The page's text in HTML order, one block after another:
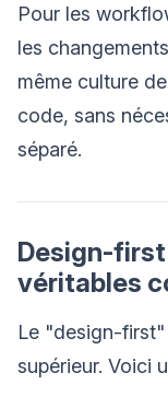
Pour les
les
même culture
code, sans
séparé.
Design-
véritables
Le "design-
supérieur. Voici